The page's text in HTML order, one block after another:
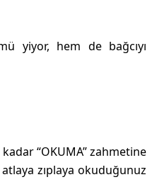
yiyor, hem de bağcıyı
“OKUMA” zahmetine
zıplaya okuduğunuz